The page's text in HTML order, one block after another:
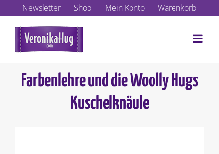
Inhalt
springen
Newsletter Shop Mein Konto Warenkorb
Farbenlehre und die Woolly Hugs
Kuschelknäule